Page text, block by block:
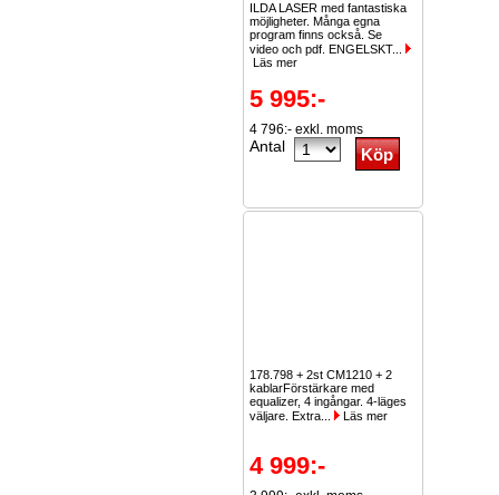
ILDA LASER med fantastiska
möjligheter. Många egna
program finns också. Se
video och pdf. ENGELSKT...
Läs mer
5 995:-
4 796:- exkl. moms
Antal
178.798 + 2st CM1210 + 2
kablarFörstärkare med
equalizer, 4 ingångar. 4-läges
väljare. Extra...
Läs mer
4 999:-